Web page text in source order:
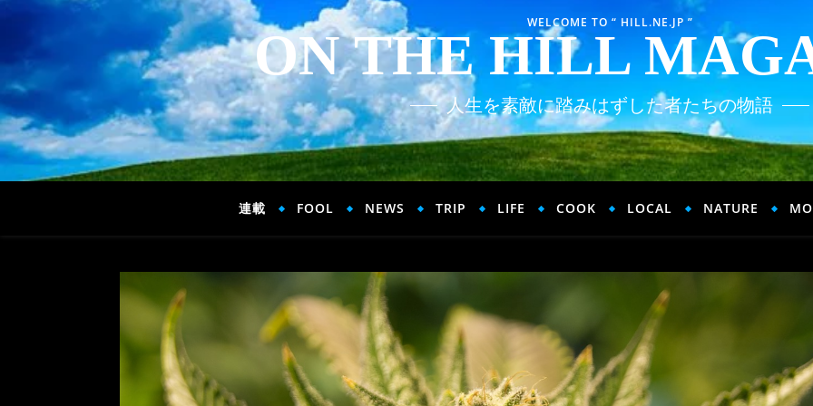
WELCOME TO “ HILL.NE.JP ”
ON THE HILL
人生を素敵に踏みはずした者たちの物語
連載 FOOL NEWS TRIP LIFE COOK LOCAL NATURE